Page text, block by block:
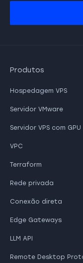
Produtos
Hospedagem VPS
Servidor VMware
Servidor VPS com GPU
VPC
Terraform
Rede privada
Conexão direta
Edge Gateways
LLM API
Remote Desktop